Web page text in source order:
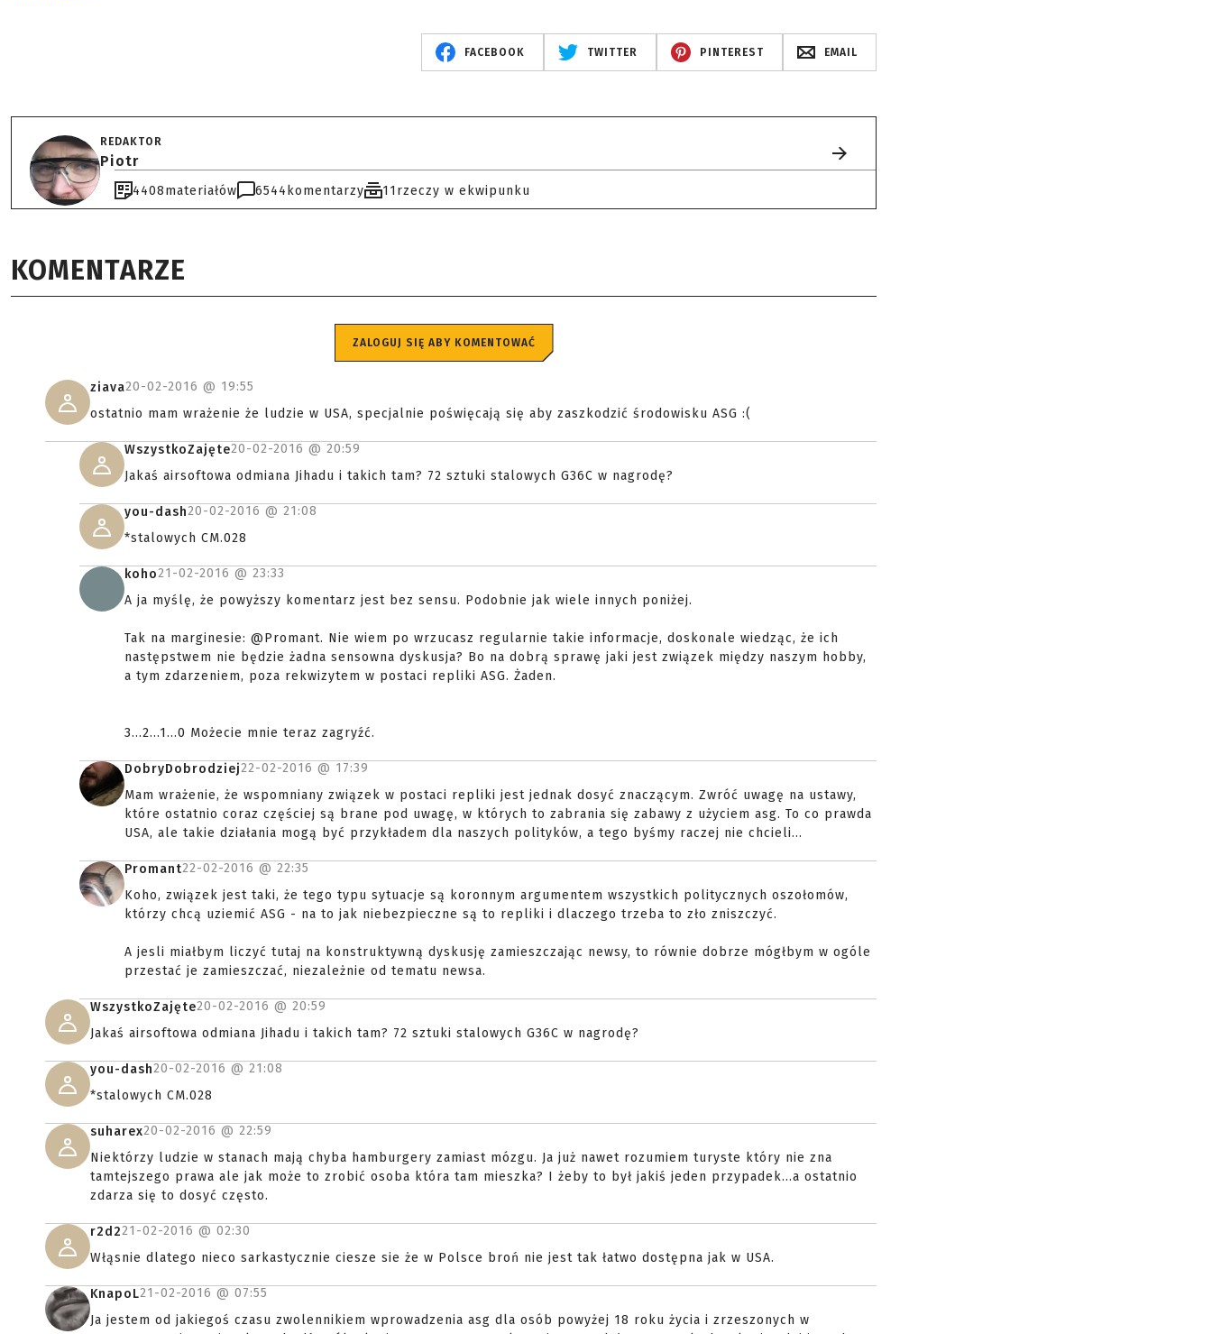
FACEBOOK TWITTER PINTEREST EMAIL
REDAKTOR
Piotr
4408materiałów 6544 komentarzy 11rzeczy w ekwipunku
KOMENTARZE
ZALOGUJ SIĘ ABY KOMENTOWAĆ
ziava20-02-2016 @ 19:55
ostatnio mam wrażenie że ludzie w USA, specjalnie poświęcają się aby zaszkodzić środowisku ASG :(
WszystkoZajęte20-02-2016 @ 20:59
Jakaś airsoftowa odmiana Jihadu i takich tam? 72 sztuki stalowych G36C w nagrodę?
you-dash20-02-2016 @ 21:08
*stalowych CM.028
koho21-02-2016 @ 23:33
A ja myślę, że powyższy komentarz jest bez sensu. Podobnie jak wiele innych poniżej.
Tak na marginesie: @Promant. Nie wiem po wrzucasz regularnie takie informacje, doskonale wiedząc, że ich
następstwem nie będzie żadna sensowna dyskusja? Bo na dobrą sprawę jaki jest związek między naszym hobby,
a tym zdarzeniem, poza rekwizytem w postaci repliki ASG. Żaden.
3...2...1...0 Możecie mnie teraz zagryźć.
DobryDobrodziej22-02-2016 @ 17:39
Mam wrażenie, że wspomniany związek w postaci repliki jest jednak dosyć znaczącym. Zwróć uwagę na ustawy,
które ostatnio coraz częściej są brane pod uwagę, w których to zabrania się zabawy z użyciem asg. To co prawda
USA, ale takie działania mogą być przykładem dla naszych polityków, a tego byśmy raczej nie chcieli...
Promant22-02-2016 @ 22:35
Koho, związek jest taki, że tego typu sytuacje są koronnym argumentem wszystkich politycznych oszołomów,
którzy chcą uziemić ASG - na to jak niebezpieczne są to repliki i dlaczego trzeba to zło zniszczyć.
A jesli miałbym liczyć tutaj na konstruktywną dyskusję zamieszczając newsy, to równie dobrze mógłbym w ogóle
przestać je zamieszczać, niezależnie od tematu newsa.
WszystkoZajęte20-02-2016 @ 20:59
Jakaś airsoftowa odmiana Jihadu i takich tam? 72 sztuki stalowych G36C w nagrodę?
you-dash20-02-2016 @ 21:08
*stalowych CM.028
suharex20-02-2016 @ 22:59
Niektórzy ludzie w stanach mają chyba hamburgery zamiast mózgu. Ja już nawet rozumiem turyste który nie zna
tamtejszego prawa ale jak może to zrobić osoba która tam mieszka? I żeby to był jakiś jeden przypadek...a ostatnio
zdarza się to dosyć często.
r2d221-02-2016 @ 02:30
Włąsnie dlatego nieco sarkastycznie ciesze sie że w Polsce broń nie jest tak łatwo dostępna jak w USA.
KnapoL21-02-2016 @ 07:55
Ja jestem od jakiegoś czasu zwolennikiem wprowadzenia asg dla osób powyżej 18 roku życia i zrzeszonych w